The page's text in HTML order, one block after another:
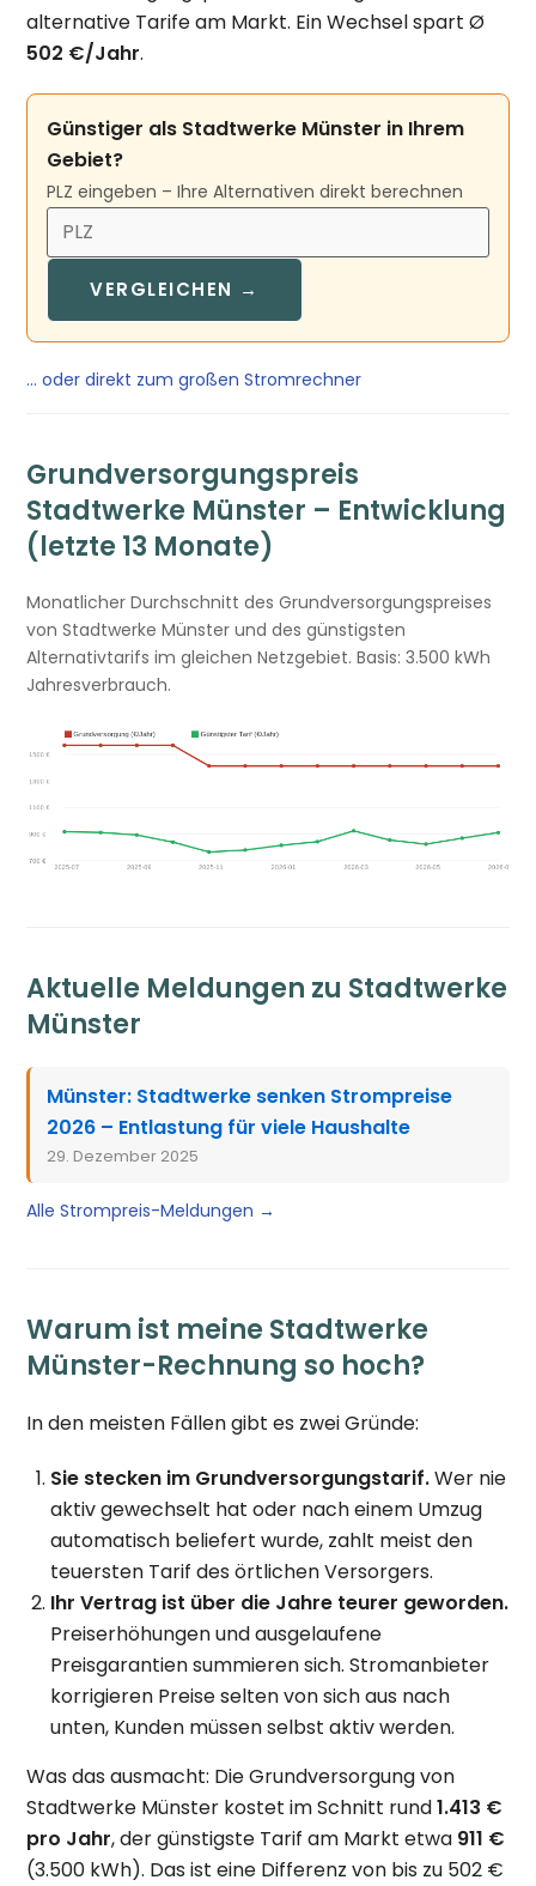
alternative Tarife am Markt. Ein Wechsel spart Ø
502 €/Jahr.
Günstiger als Stadtwerke Münster in Ihrem
Gebiet?
PLZ eingeben – Ihre Alternativen direkt berechnen
VERGLEICHEN →
… oder direkt zum großen Stromrechner
Grundversorgungspreis
Stadtwerke Münster – Entwicklung
(letzte 13 Monate)
Monatlicher Durchschnitt des Grundversorgungspreises
von Stadtwerke Münster und des günstigsten
Alternativtarifs im gleichen Netzgebiet. Basis: 3.500 kWh
Jahresverbrauch.
Aktuelle Meldungen zu Stadtwerke
Münster
Münster: Stadtwerke senken Strompreise
2026 – Entlastung für viele Haushalte
29. Dezember 2025
Alle Strompreis-Meldungen →
Warum ist meine Stadtwerke
Münster-Rechnung so hoch?
In den meisten Fällen gibt es zwei Gründe:
Sie stecken im Grundversorgungstarif.Wer nie
aktiv gewechselt hat oder nach einem Umzug
automatisch beliefert wurde, zahlt meist den
teuersten Tarif des örtlichen Versorgers.
Ihr Vertrag ist über die Jahre teurer geworden.
Preiserhöhungen und ausgelaufene
Preisgarantien summieren sich. Stromanbieter
korrigieren Preise selten von sich aus nach
unten, Kunden müssen selbst aktiv werden.
Was das ausmacht: Die Grundversorgung von
Stadtwerke Münster kostet im Schnitt rund1.413 €
pro Jahr, der günstigste Tarif am Markt etwa 911 €
(3.500 kWh). Das ist eine Differenz von bis zu 502 €